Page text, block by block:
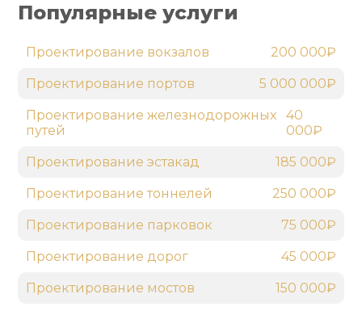
Популярные услуги
Проектирование вокзалов 200 000₽
Проектирование портов 5 000 000₽
Проектирование железнодорожных
путей
40
000₽
Проектирование эстакад 185 000₽
Проектирование тоннелей 250 000₽
Проектирование парковок 75 000₽
Проектирование дорог 45 000₽
Проектирование мостов 150 000₽